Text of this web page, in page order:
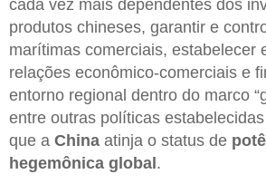
cada vez mais dependentes dos
produtos chineses, garantir e
marítimas comerciais, estabelecer
relações econômico-comerciais e
entorno regional dentro do marco
entre outras políticas
que a China atinja o status de
hegemônica global .